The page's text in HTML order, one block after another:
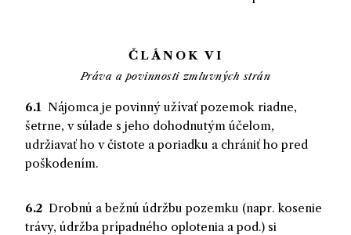
ČLÁNOK VI
Práva a povinnosti zmluvných strán
6.1 Nájomca je povinný užívať pozemok riadne,
šetrne, v súlade s jeho dohodnutým účelom,
udržiavať ho v čistote a poriadku a chrániť ho pred
poškodením.
6.2 Drobnú a bežnú údržbu pozemku (napr. kosenie
trávy, údržba prípadného oplotenia a pod.) si